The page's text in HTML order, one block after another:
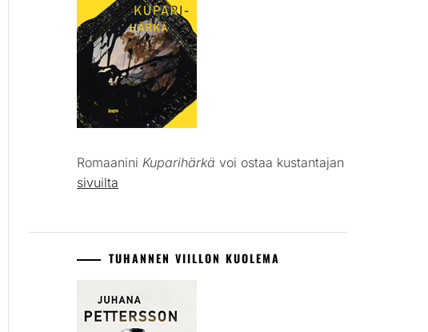
Romaanini Kuparihärkä voi ostaa kustantajan
sivuilta
TUHANNEN VIILLON KUOLEMA